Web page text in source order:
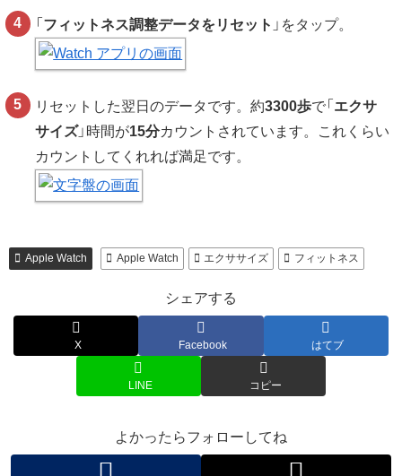
「 フィットネス調整データをリセット 」をタップ。
リセットした翌日のデータです。約3300歩で「 エクサ
サイズ」時間が15分カウントされています。これくらい
カウントしてくれれば満足です。
Apple Watch Apple Watch エクササイズ フィットネス
シェアする
X Facebook はてブ
LINE コピー
よかったらフォローしてね